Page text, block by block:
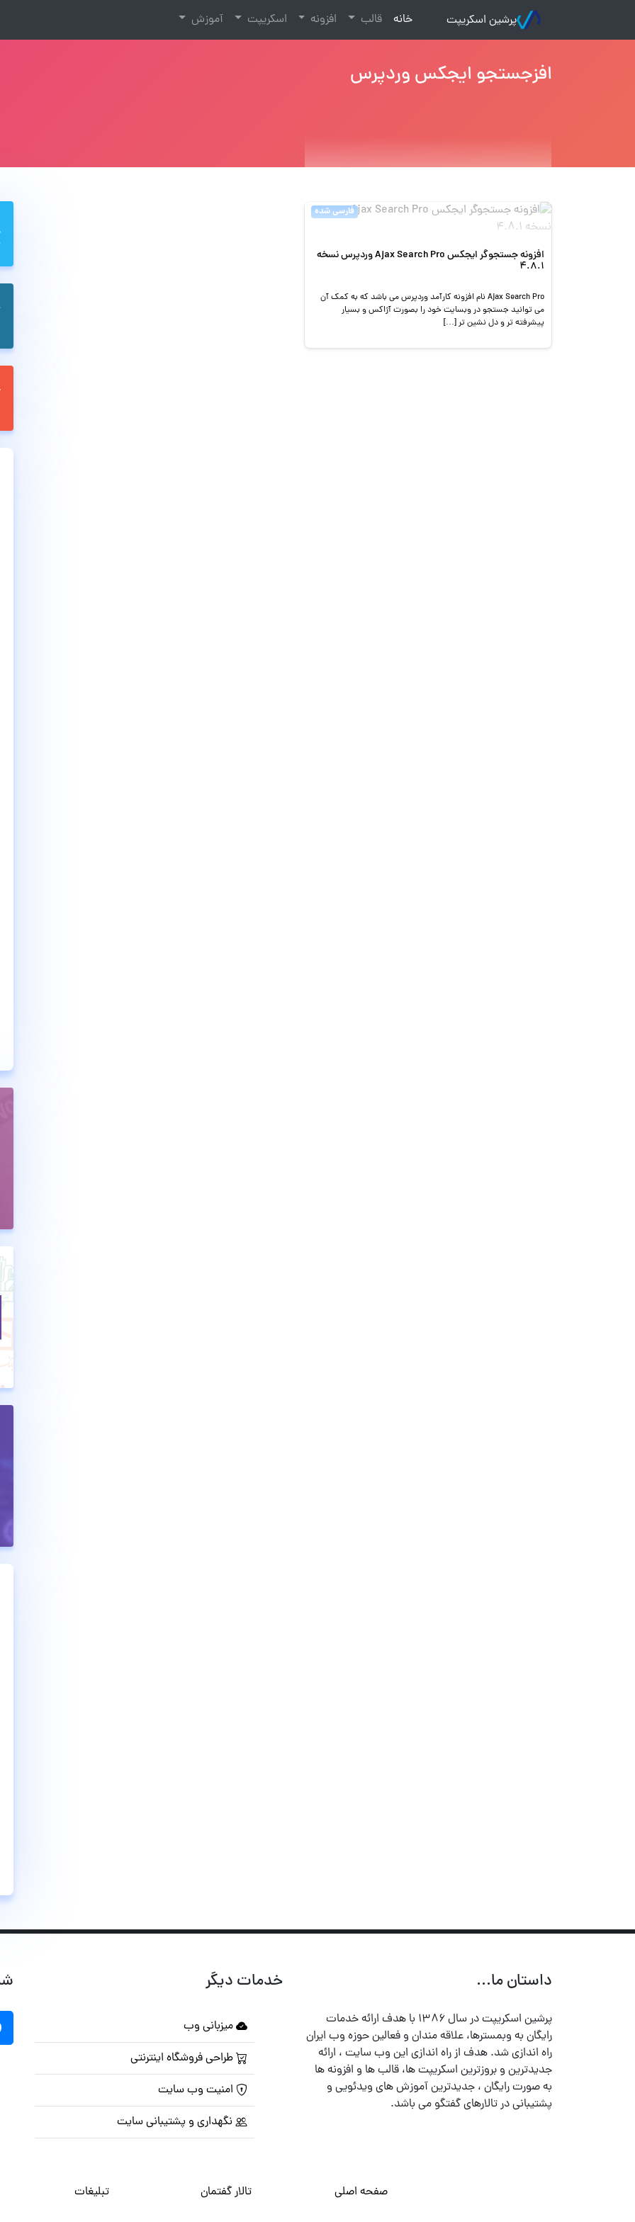
پرشین اسکریپت خانه
(current) قالب افزونه اسکریپت آموزش
افزجستجو ایجکس وردپرس
فارسی شده
افزونه جستجوگر ایجکس Ajax Search Pro وردپرس نسخه
4.8.1
Ajax Search Pro نام افزونه کارآمد وردپرس می باشد که به کمک آن
می توانید جستجو در وبسایت خود را بصورت آژاکس و بسیار
پیشرفته تر و دل نشین تر […]
داستان ما...
پرشین اسکریپت در سال ۱۳۸۶ با هدف ارائه خدمات
رایگان به وبمسترها، علاقه مندان و فعالین حوزه وب ایران
راه اندازی شد. هدف از راه اندازی این وب سایت ، ارائه
جدیدترین و بروزترین اسکریپت ها، قالب ها و افزونه ها
به صورت رایگان ، جدیدترین آموزش های ویدئویی و
پشتیبانی در تالارهای گفتگو می باشد.
خدمات دیگر
میزبانی وب
طراحی فروشگاه اینترنتی
امنیت وب سایت
نگهداری و پشتیبانی سایت
صفحه اصلی تالار گفتمان تبلیغات